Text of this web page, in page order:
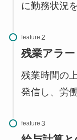
に勤務状況
feature
残業アラ
残業時間の
発信し、労
feature